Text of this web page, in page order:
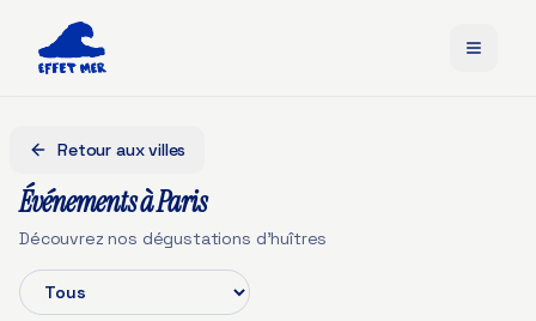
Retour aux villes
Événements àParis
Découvrez nos dégustations d'huîtres